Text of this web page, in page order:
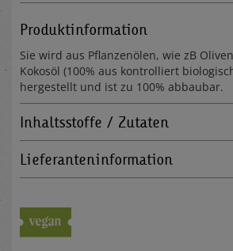
Produktinformation
Sie wird aus Pflanzenölen, wie zB
Kokosöl (100% aus kontrolliert
hergestellt und ist zu 100% abbaubar.
Inhaltsstoffe / Zutaten
Lieferanteninformation